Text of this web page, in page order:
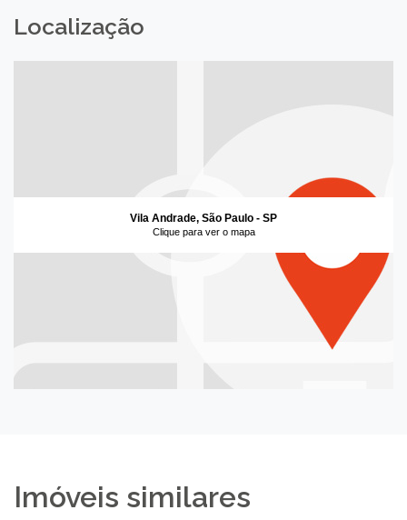
Localização
Vila Andrade, São Paulo - SP
Clique para ver o mapa
Imóveis similares